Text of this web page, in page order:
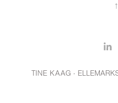
↑
TINE KAAG ·